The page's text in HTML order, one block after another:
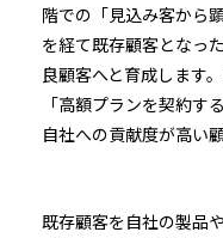
階での「見込み客から
を経て既存顧客となっ
良顧客へと育成します
「高額プランを契約す
自社への貢献度が高い
既存顧客を自社の製品